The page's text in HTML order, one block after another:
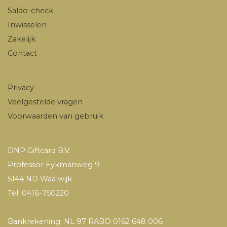
Saldo-check
Inwisselen
Zakelijk
Contact
Privacy
Veelgestelde vragen
Voorwaarden van gebruik
DNP Giftcard B.V.
Professor Eykmanweg 9
5144 ND Waalwijk
Tel: 0416-750220
Bankrekening: NL 97 RABO 0162 648 006